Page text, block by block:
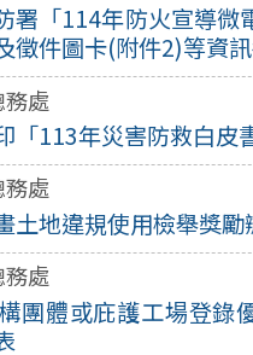
署「114年防火宣導微
徵件圖卡(附件2)等資
務處
「113年災害防救白皮
務處
土地違規使用檢舉獎勵
務處
團體或庇護工場登錄